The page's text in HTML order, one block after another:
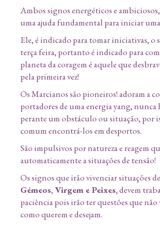
Ambos signos energéticos e
uma ajuda fundamental para iniciar
Ele, é indicado para tomar iniciativas, o
terça feira, portanto é indicado para
planeta da coragem é aquele que
pela primeira vez!
Os Marcianos são pioneiros! adoram a
portadores de uma energia yang, nunca
perante um obstáculo ou situação, por
comum encontrá-los em desportos.
São impulsivos por natureza e reagem
automaticamente a situações de tensão!
Os signos que irão vivenciar situações
Gémeos, Virgem e Peixes,devem
paciência pois irão ter questões que não
como querem e desejam.